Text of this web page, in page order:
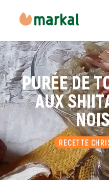
PURÉE DE
AUX
RECETTE